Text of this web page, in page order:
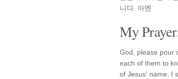
니다. 아멘
My
God, please pour
each of them to
of Jesus' name, I